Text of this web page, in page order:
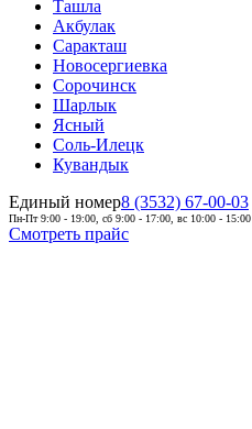
Ташла
Акбулак
Саракташ
Новосергиевка
Сорочинск
Шарлык
Ясный
Соль-Илецк
Кувандык
Единый номер8 (3532) 67-00-03
Пн-Пт 9:00 - 19:00, сб 9:00 - 17:00, вс 10:00 - 15:00
Смотреть прайс